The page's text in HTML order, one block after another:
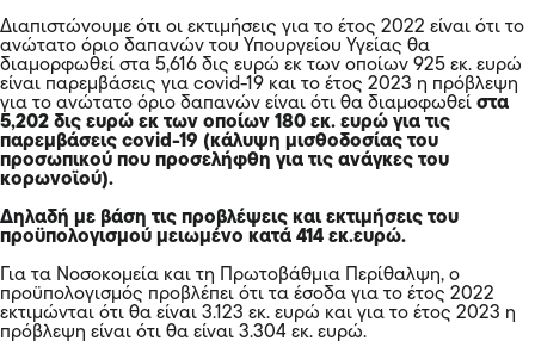
Διαπιστώνουμε ότι οι εκτιμήσεις για το έτος 2022 είναι ότι το
ανώτατο όριο δαπανών του Υπουργείου Υγείας θα
διαμορφωθεί στα 5,616 δις ευρώ εκ των οποίων 925 εκ. ευρώ
είναι παρεμβάσεις για covid-19 και το έτος 2023 η πρόβλεψη
για το ανώτατο όριο δαπανών είναι ότι θα διαμοφωθεί στα
5,202 δις ευρώ εκ των οποίων 180 εκ. ευρώ για τις
παρεμβάσεις covid-19 (κάλυψη μισθοδοσίας του
προσωπικού που προσελήφθη για τις ανάγκες του
κορωνοϊού).
Δηλαδή με βάση τις προβλέψεις και εκτιμήσεις του
προϋπολογισμού μειωμένο κατά 414 εκ.ευρώ.
Για τα Νοσοκομεία και τη Πρωτοβάθμια Περίθαλψη, ο
προϋπολογισμός προβλέπει ότι τα έσοδα για το έτος 2022
εκτιμώνται ότι θα είναι 3.123 εκ. ευρώ και για το έτος 2023 η
πρόβλεψη είναι ότι θα είναι 3.304 εκ. ευρώ.